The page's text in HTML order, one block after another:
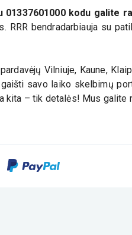
01337601000kodu galite
bendradarbiauja su
Vilniuje, Kaune,
savo laiko skelbimų
kita – tik detalės! Mus galite